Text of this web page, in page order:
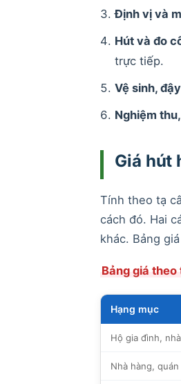
Định vị và
Hút và đo
trực tiếp.
Vệ sinh,
Nghiệm
Giá hút
Tính theo tạ
cách đó. Hai
khác. Bảng
Bảng giá theo
Hạng mục
Hộ gia đình,
Nhà hàng, quán